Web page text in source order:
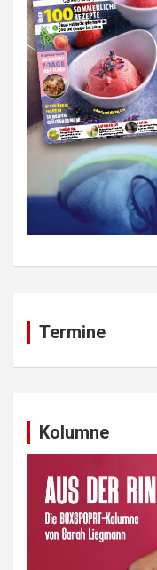
Termine
Kolumne